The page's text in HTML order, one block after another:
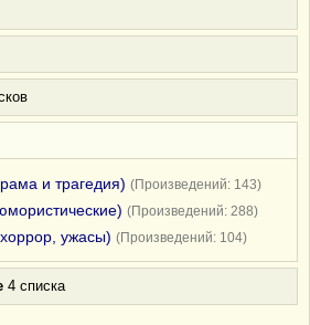
и трагедия) (Произведений: 143)
(Произведений: 288)
ужасы) (Произведений: 104)
4 списка